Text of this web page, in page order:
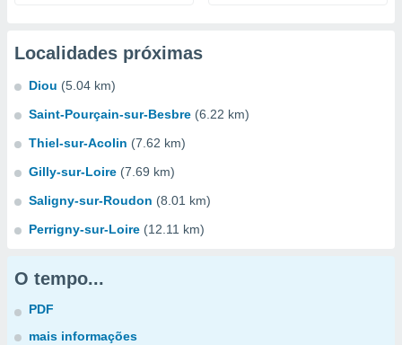
Localidades próximas
Diou (5.04 km)
Saint-Pourçain-sur-Besbre (6.22 km)
Thiel-sur-Acolin (7.62 km)
Gilly-sur-Loire (7.69 km)
Saligny-sur-Roudon (8.01 km)
Perrigny-sur-Loire (12.11 km)
O tempo...
PDF
mais informações